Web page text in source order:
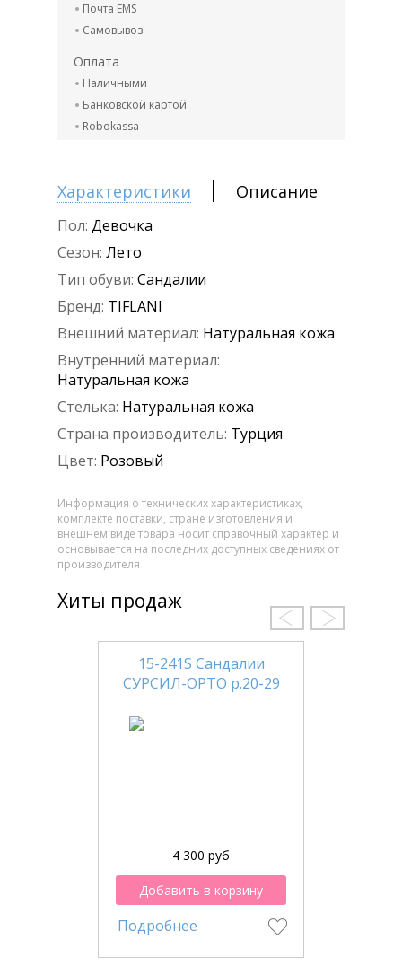
Почта EMS
Самовывоз
Оплата
Наличными
Банковской картой
Robokassa
Характеристики Описание
Пол: Девочка
Сезон: Лето
Тип обуви: Сандалии
Бренд: TIFLANI
Внешний материал: Натуральная кожа
Внутренний материал:
Натуральная кожа
Стелька: Натуральная кожа
Страна производитель: Турция
Цвет: Розовый
Информация о технических характеристиках,
комплекте поставки, стране изготовления и
внешнем виде товара носит справочный характер и
основывается на последних доступных сведениях от
производителя
Хиты продаж
15-241S Сандалии
СУРСИЛ-ОРТО р.20-29
4 300 руб
Добавить в корзину
Подробнее